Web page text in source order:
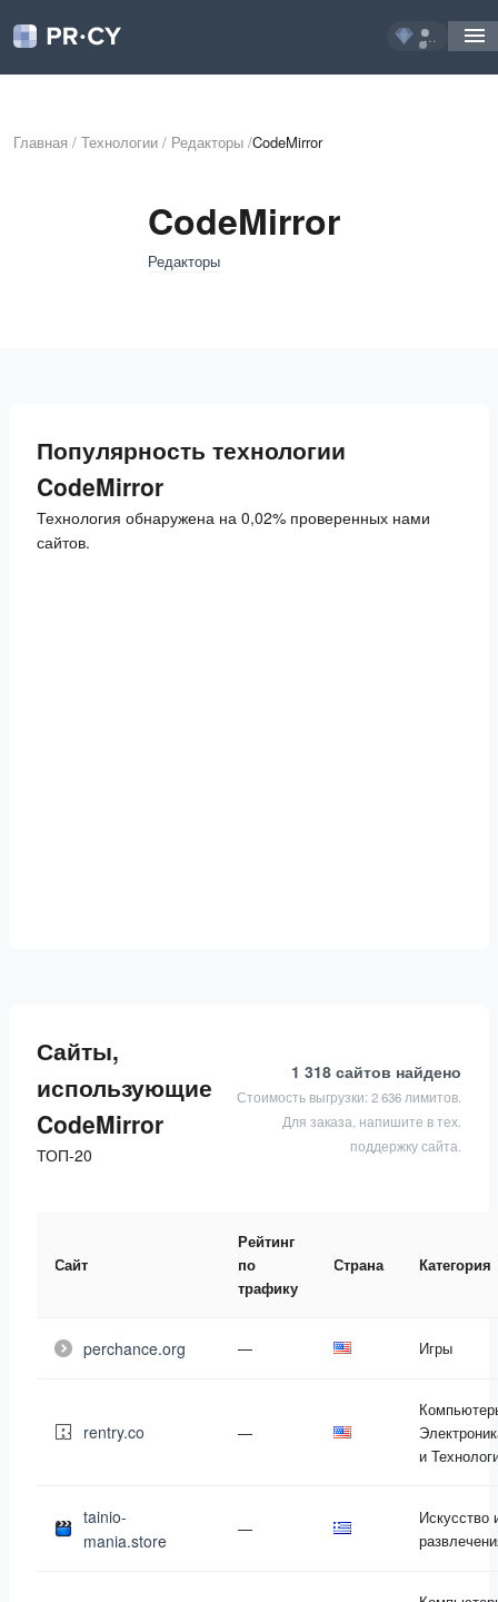
...
Главная / Технологии / Редакторы /CodeMirror
CodeMirror
Редакторы
Популярность технологии
CodeMirror
Технология обнаружена на 0,02% проверенных нами
сайтов.
Сайты,
использующие
CodeMirror
ТОП-20
1 318 сайтов найдено
Стоимость выгрузки: 2 636 лимитов.
Для заказа, напишите в тех.
поддержку сайта.
Сайт
Рейтинг
по
трафику
Страна Категория
perchance.org — Игры
rentry.co —
и
tainio-
mania.store
—
Искусство